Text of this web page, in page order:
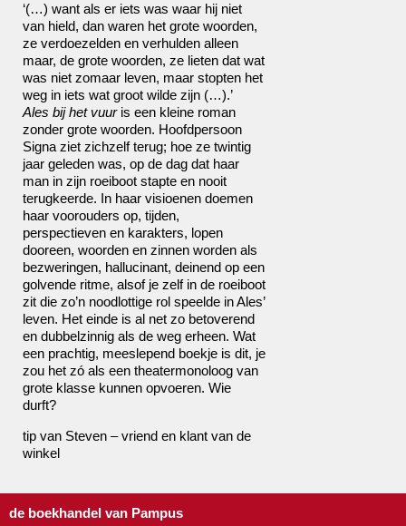
‘(…) want als er iets was waar hij niet
van hield, dan waren het grote woorden,
ze verdoezelden en verhulden alleen
maar, de grote woorden, ze lieten dat wat
was niet zomaar leven, maar stopten het
weg in iets wat groot wilde zijn (…).’
Ales bij het vuuris een kleine roman
zonder grote woorden. Hoofdpersoon
Signa ziet zichzelf terug; hoe ze twintig
jaar geleden was, op de dag dat haar
man in zijn roeiboot stapte en nooit
terugkeerde. In haar visioenen doemen
haar voorouders op, tijden,
perspectieven en karakters, lopen
dooreen, woorden en zinnen worden als
bezweringen, hallucinant, deinend op een
golvende ritme, alsof je zelf in de roeiboot
zit die zo’n noodlottige rol speelde in Ales’
leven. Het einde is al net zo betoverend
en dubbelzinnig als de weg erheen. Wat
een prachtig, meeslepend boekje is dit, je
zou het zó als een theatermonoloog van
grote klasse kunnen opvoeren. Wie
durft?
tip van Steven – vriend en klant van de
winkel
de boekhandel van Pampus